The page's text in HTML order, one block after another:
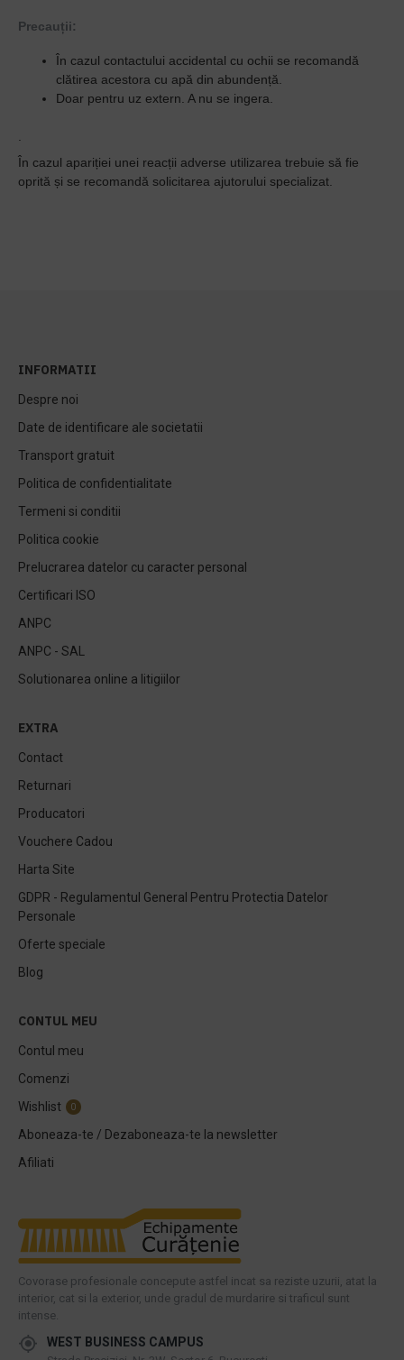
Precauții:
În cazul contactului accidental cu ochii se recomandă
clătirea acestora cu apă din abundență.
Doar pentru uz extern. A nu se ingera.
În cazul apariției unei reacții adverse utilizarea trebuie să fie
oprită și se recomandă solicitarea ajutorului specializat.
INFORMATII
Despre noi
Date de identificare ale societatii
Transport gratuit
Politica de confidentialitate
Termeni si conditii
Politica cookie
Prelucrarea datelor cu caracter personal
Certificari ISO
ANPC
ANPC - SAL
Solutionarea online a litigiilor
EXTRA
Contact
Returnari
Producatori
Vouchere Cadou
Harta Site
GDPR - Regulamentul General Pentru Protectia Datelor
Personale
Oferte speciale
Blog
CONTUL MEU
Contul meu
Comenzi
Wishlist
0
Aboneaza-te / Dezaboneaza-te la newsletter
Afiliati
Covorase profesionale concepute astfel incat sa reziste uzurii, atat la
interior, cat si la exterior, unde gradul de murdarire si traficul sunt
intense.
WEST BUSINESS CAMPUS